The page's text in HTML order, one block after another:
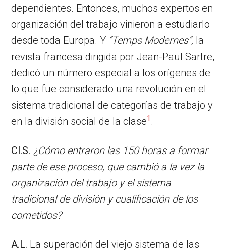
dependientes. Entonces, muchos expertos en
organización del trabajo vinieron a estudiarlo
desde toda Europa. Y “Temps Modernes”, la
revista francesa dirigida por Jean-Paul Sartre,
dedicó un número especial a los orígenes de
lo que fue considerado una revolución en el
sistema tradicional de categorías de trabajo y
en la división social de la clase1 .
Cl.S. ¿Cómo entraron las 150 horas a formar
parte de ese proceso, que cambió a la vez la
organización del trabajo y el sistema
tradicional de división y cualificación de los
cometidos?
A.L. La superación del viejo sistema de las